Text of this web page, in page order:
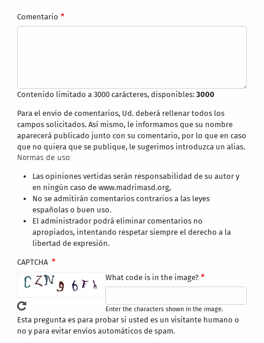
Comentario
Contenido limitado a 3000 carácteres, disponibles:3000
Para el envío de comentarios, Ud. deberá rellenar todos los
campos solicitados. Así mismo, le informamos que su nombre
aparecerá publicado junto con su comentario, por lo que en caso
que no quiera que se publique, le sugerimos introduzca un alias.
Normas de uso:
Las opiniones vertidas serán responsabilidad de su autor y
en ningún caso de www.madrimasd.org,
No se admitirán comentarios contrarios a las leyes
españolas o buen uso.
El administrador podrá eliminar comentarios no
apropiados, intentando respetar siempre el derecho a la
libertad de expresión.
CAPTCHA
What code is in the image?
Enter the characters shown in the image.
Esta pregunta es para probar si usted es un visitante humano o
no y para evitar envíos automáticos de spam.